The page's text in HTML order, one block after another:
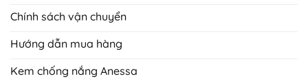
Chính sách vận chuyển
Hướng dẫn mua hàng
Kem chống nắng Anessa